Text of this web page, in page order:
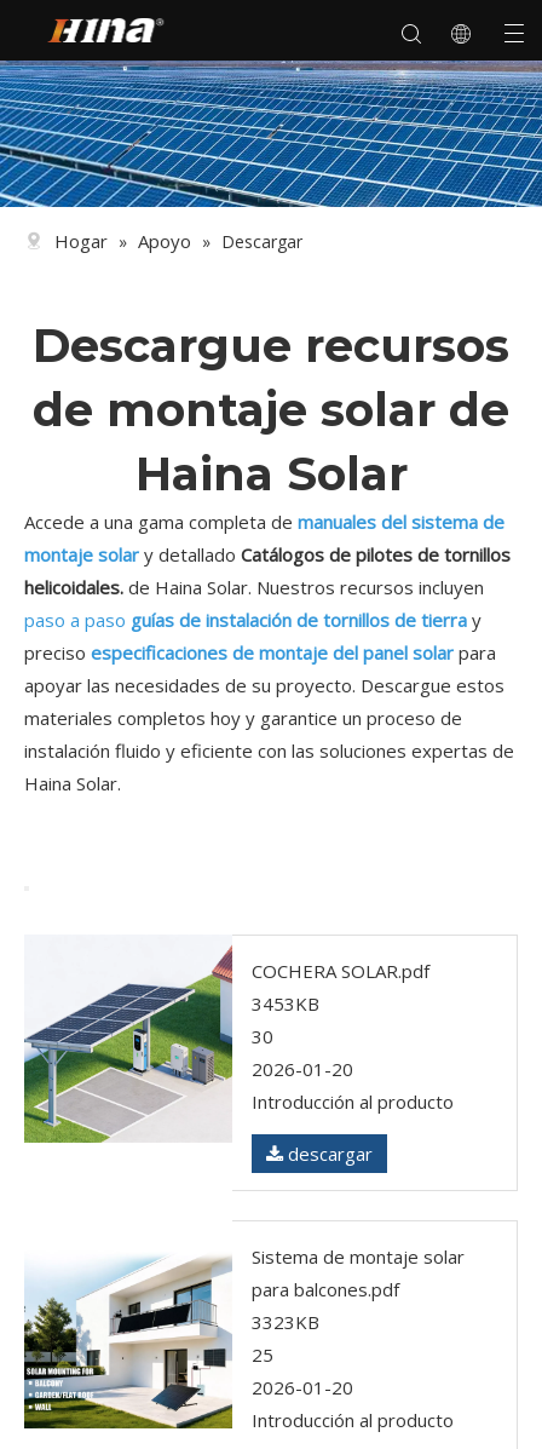
Hogar » Apoyo » Descargar
Descargue recursos
de montaje solar de
Haina Solar
Accede a una gama completa de manuales del sistema de
montaje solar y detallado Catálogos de pilotes de tornillos
helicoidales. de Haina Solar. Nuestros recursos incluyen
paso a paso guías de instalación de tornillos de tierra y
preciso especificaciones de montaje del panel solar para
apoyar las necesidades de su proyecto. Descargue estos
materiales completos hoy y garantice un proceso de
instalación fluido y eficiente con las soluciones expertas de
Haina Solar.
COCHERA SOLAR.pdf
3453KB
30
2026-01-20
Introducción al producto
descargar
Sistema de montaje solar
para balcones.pdf
3323KB
25
2026-01-20
Introducción al producto